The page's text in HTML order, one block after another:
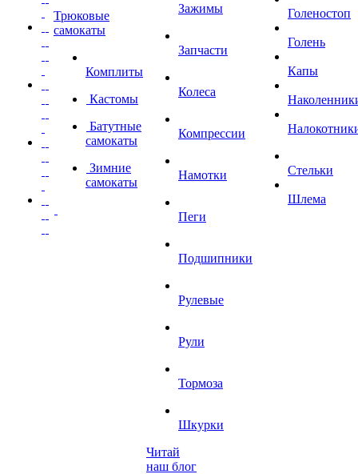
Трюковые
самокаты
Комплиты
Кастомы
Батутные
самокаты
Зимние
самокаты
Зажимы
Запчасти
Колеса
Компрессии
Намотки
Пеги
Подшипники
Рулевые
Рули
Тормоза
Шкурки
Читай
наш блог
Голеностоп
Голень
Капы
Стельки
Шлема